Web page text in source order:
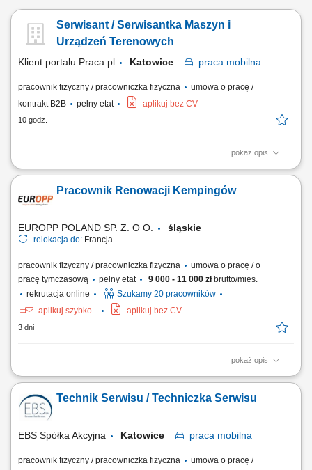
Serwisant / Serwisantka Maszyn i
Urządzeń Terenowych
Klient portalu Praca.pl Katowice praca mobilna
pracownik fizyczny / pracowniczka fizyczna
umowa o pracę /
kontrakt B2B
pełny etat aplikuj bez CV
10 godz.
pokaż opis
Zapewnienie ciągłości pracy systemów technicznych poprzez nadzór
oraz napraw doraźnych w terenie. Analiza błędów, lokalizacja źródeł
awarii i wymiana modułów. Instalowanie nowych systemów oraz pomoc
Pracownik Renowacji Kempingów
EUROPP POLAND SP. Z. O O. śląskie
relokacja do: Francja
pracownik fizyczny / pracowniczka fizyczna
umowa o pracę / o
pracę tymczasową
pełny etat 9 000 - 11 000 złbrutto/mies.
rekrutacja online
Szukamy 20 pracowników
aplikuj szybko
aplikuj bez CV
3 dni
pokaż opis
Firma Europp z przyjemnością informuje o rekrutacji do pracy we Francji
największych we Francji, a zarazem Europie operatorów kempingów.
Firma zajmuje się kompleksowym przygotowaniem domków
Technik Serwisu / Techniczka Serwisu
EBS Spółka Akcyjna Katowice praca mobilna
pracownik fizyczny / pracowniczka fizyczna
umowa o pracę /